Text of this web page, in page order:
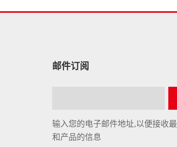
邮件订阅
输入您的电子邮件地址,以便接收
和产品的信息